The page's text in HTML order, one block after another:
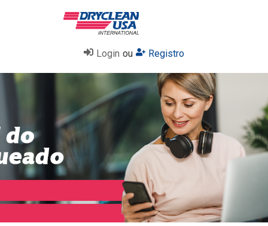
Login ou Registro